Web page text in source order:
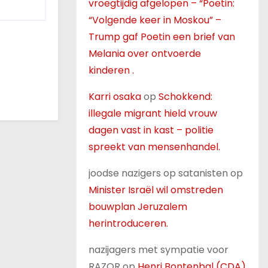
vroegtijdig afgelopen – “Poetin:
“Volgende keer in Moskou” –
Trump gaf Poetin een brief van
Melania over ontvoerde
kinderen .
Karri osakaop Schokkend:
illegale migrant hield vrouw
dagen vast in kast – politie
spreekt van mensenhandel.
joodse nazigers op satanisten op
Minister Israël wil omstreden
bouwplan Jeruzalem
herintroduceren.
nazijagers met sympatie voor